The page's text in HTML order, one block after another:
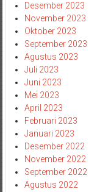
Desember 2023
November 2023
Oktober 2023
September 2023
Agustus 2023
Juli 2023
Juni 2023
Mei 2023
April 2023
Februari 2023
Januari 2023
Desember 2022
November 2022
September 2022
Agustus 2022